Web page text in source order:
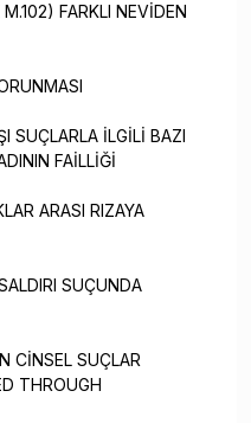
FARKLI NEVİDEN
SUÇLARLA İLGİLİ BAZI
FAİLLİĞİ
ARASI RIZAYA
SUÇUNDA
CİNSEL SUÇLAR
THROUGH